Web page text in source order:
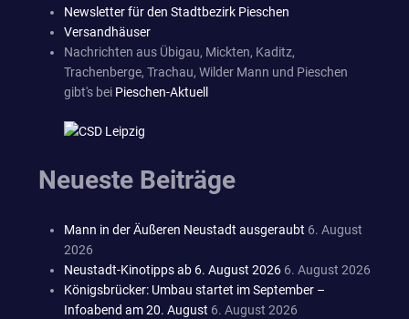
Newsletter für den Stadtbezirk Pieschen
Versandhäuser
Nachrichten aus Übigau, Mickten, Kaditz,
Trachenberge, Trachau, Wilder Mann und Pieschen
gibt's bei Pieschen-Aktuell
Neueste Beiträge
Mann in der Äußeren Neustadt ausgeraubt 6. August
2026
Neustadt-Kinotipps ab 6. August 2026 6. August 2026
Königsbrücker: Umbau startet im September –
Infoabend am 20. August 6. August 2026